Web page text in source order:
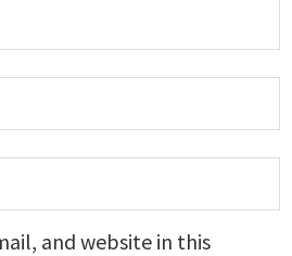
and website in this